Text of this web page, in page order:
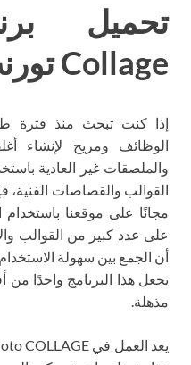
Collage تورنت
إذا كنت تبحث منذ فترة
الوظائف ومريح لإنشاء
والملصقات غير العادية
مجانًا على موقعنا باستخدام
على عدد كبير من القوالب
أن الجمع بين سهولة
يجعل هذا البرنامج واحدًا
مذهلة.